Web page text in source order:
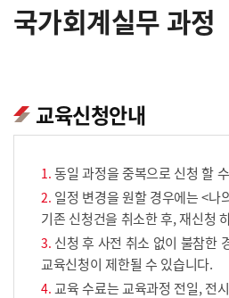
국가회계실무 과정
교육신청안내
동일 과정을 중복으로 신청 할
일정 변경을 원할 경우에는 <나
기존 신청건을 취소한 후, 재신청
신청 후 사전 취소 없이 불참한
교육신청이 제한될 수 있습니다.
교육 수료는 교육과정 전일, 전